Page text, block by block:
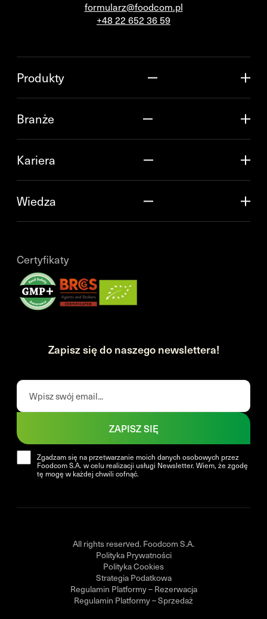
formularz@foodcom.pl
+48 22 652 36 59
Produkty
Branże
Kariera
Wiedza
Certyfikaty
Zapisz się do naszego newslettera!
Zgadzam się na przetwarzanie moich danych osobowych przez
Foodcom S.A. w celu realizacji usługi Newsletter. Wiem, że zgodę
tę mogę w każdej chwili cofnąć.
ZAPISZ SIĘ
All rights reserved. Foodcom S.A.
Polityka Prywatności
Polityka Cookies
Strategia Podatkowa
Regulamin Platformy – Rezerwacja
Regulamin Platformy – Sprzedaż